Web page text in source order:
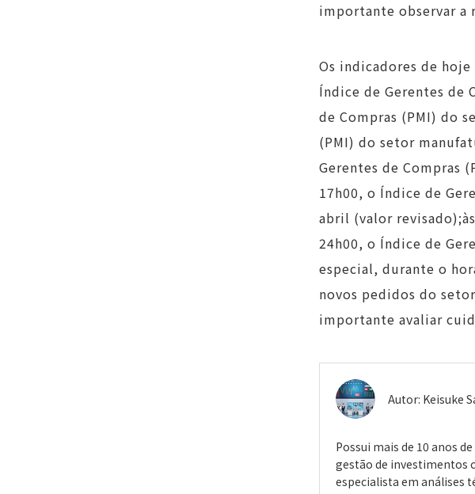
importante observar a
Os indicadores de
Índice de Gerentes de
de Compras (PMI) do
(PMI) do setor
Gerentes de Compras
17h00, o Índice de
abril (valor
24h00, o Índice de
especial, durante o
novos pedidos do
importante avaliar
Autor: Keisuke
Possui mais de 10 anos
gestão de investimentos
especialista em análises